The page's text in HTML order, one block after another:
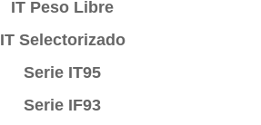
IT Peso Libre
IT Selectorizado
Serie IT95
Serie IF93